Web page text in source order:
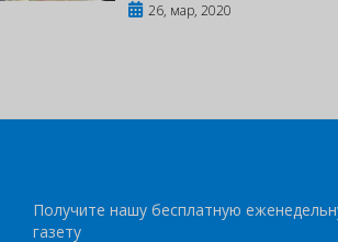
26, мар, 2020
Получите нашу бесплатную
газету